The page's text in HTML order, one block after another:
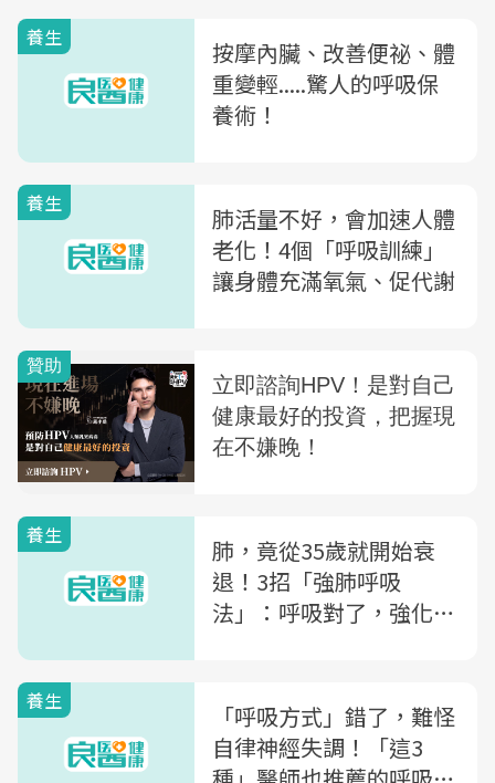
養生
按摩內臟、改善便祕、體
重變輕.....驚人的呼吸保
養術！
養生
肺活量不好，會加速人體
老化！4個「呼吸訓練」
讓身體充滿氧氣、促代謝
養生
肺，竟從35歲就開始衰
退！3招「強肺呼吸
法」：呼吸對了，強化心
養生
「呼吸方式」錯了，難怪
自律神經失調！「這3